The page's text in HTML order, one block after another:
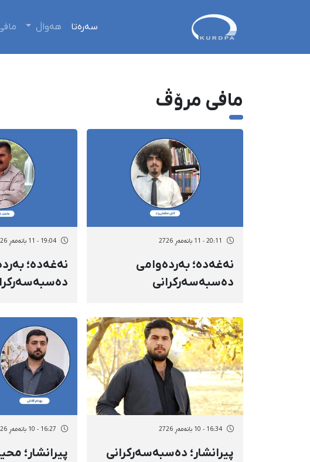
سەرەتا هەواڵ
مافی مرۆڤ
20:11 - 11 بانەمەڕ 2726
نەغەدە؛ بەردەوامی
دەسبەسەرکرانی
چارەنووسی ئالان حیکمەتی
ڕاد، مامۆستای زمانی
ئینگلیزی
19:04 - 11 بانەمەڕ 2726
نەغەدە؛
چارەنووسی
خودادادی
16:34 - 10 بانەمەڕ 2726
پیرانشار؛ دەسبەسەرکرانی
16:27 - 10 بانەمەڕ 2726
پیرانشار؛